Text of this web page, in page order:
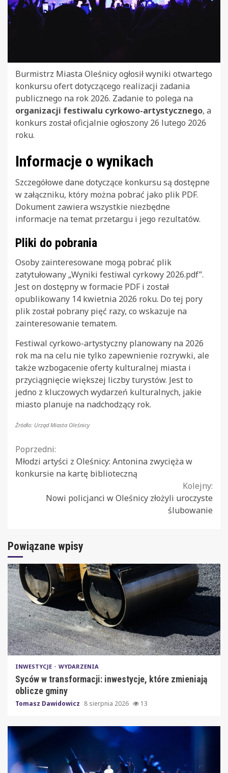
Burmistrz Miasta Oleśnicy ogłosił wyniki otwartego
konkursu ofert dotyczącego realizacji zadania
publicznego na rok 2026. Zadanie to polega na
organizacji festiwalu cyrkowo-artystycznego, a
konkurs został oficjalnie ogłoszony 26 lutego 2026
roku.
Informacje o wynikach
Szczegółowe dane dotyczące konkursu są dostępne
w załączniku, który można pobrać jako plik PDF.
Dokument zawiera wszystkie niezbędne
informacje na temat przetargu i jego rezultatów.
Pliki do pobrania
Osoby zainteresowane mogą pobrać plik
zatytułowany „Wyniki festiwal cyrkowy 2026.pdf”.
Jest on dostępny w formacie PDF i został
opublikowany 14 kwietnia 2026 roku. Do tej pory
plik został pobrany pięć razy, co wskazuje na
zainteresowanie tematem.
Festiwal cyrkowo-artystyczny planowany na 2026
rok ma na celu nie tylko zapewnienie rozrywki, ale
także wzbogacenie oferty kulturalnej miasta i
przyciągnięcie większej liczby turystów. Jest to
jedno z kluczowych wydarzeń kulturalnych, jakie
miasto planuje na nadchodzący rok.
Źródło: Urząd Miasta Oleśnicy
Continue
Reading
Poprzedni:
Młodzi artyści z Oleśnicy: Antonina zwycięża w
konkursie na kartę biblioteczną
Kolejny:
Nowi policjanci w Oleśnicy złożyli uroczyste
ślubowanie
Powiązane wpisy
INWESTYCJE WYDARZENIA
Syców w transformacji: inwestycje, które zmieniają
oblicze gminy
Tomasz Dawidowicz 8 sierpnia 2026 13